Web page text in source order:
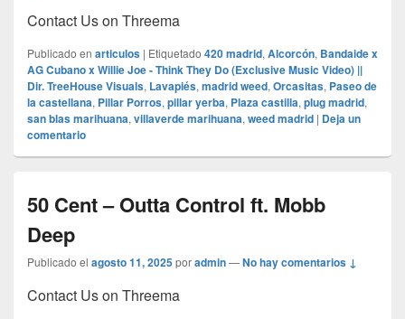
Contact Us on Threema
Publicado en articulos | Etiquetado 420 madrid, Alcorcón, Bandaide x
AG Cubano x Willie Joe - Think They Do (Exclusive Music Video) ||
Dir. TreeHouse Visuals, Lavapiés, madrid weed, Orcasitas, Paseo de
la castellana, Pillar Porros, pillar yerba, Plaza castilla, plug madrid,
san blas marihuana, villaverde marihuana, weed madrid | Deja un
comentario
50 Cent – Outta Control ft. Mobb
Deep
Publicado el agosto 11, 2025poradmin—No hay comentarios ↓
Contact Us on Threema